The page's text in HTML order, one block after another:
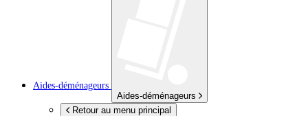
Aides-déménageurs
Aides-déménageurs
Retour au menu principal